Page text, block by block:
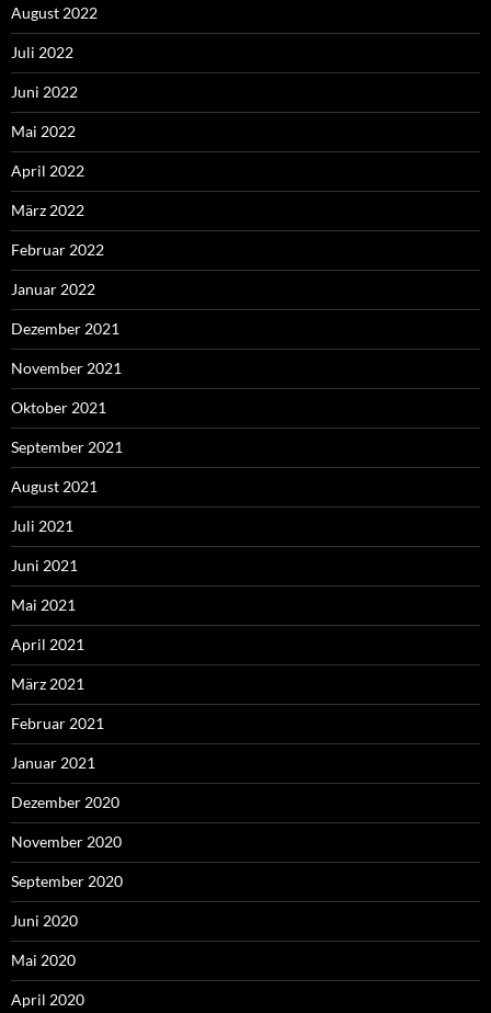
August 2022
Juli 2022
Juni 2022
Mai 2022
April 2022
März 2022
Februar 2022
Januar 2022
Dezember 2021
November 2021
Oktober 2021
September 2021
August 2021
Juli 2021
Juni 2021
Mai 2021
April 2021
März 2021
Februar 2021
Januar 2021
Dezember 2020
November 2020
September 2020
Juni 2020
Mai 2020
April 2020